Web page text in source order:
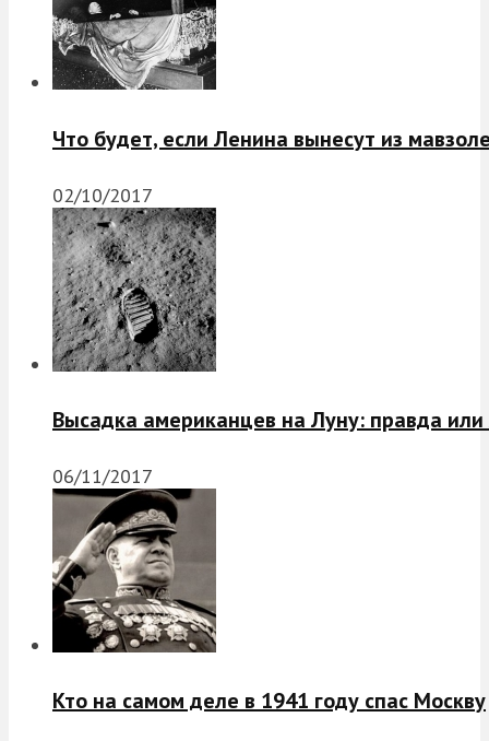
Что будет, если Ленина вынесут из
02/10/2017
Высадка американцев на Луну: правда
06/11/2017
Кто на самом деле в 1941 году спас Москву